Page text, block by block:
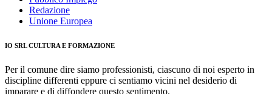
Redazione
Unione Europea
IO SRL CULTURA E FORMAZIONE
Per il comune dire siamo professionisti, ciascuno di noi esperto in
discipline differenti eppure ci sentiamo vicini nel desiderio di
imparare e di diffondere questo sentimento.